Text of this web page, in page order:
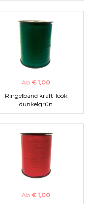
Ab € 1,00
Ringelband kraft-look
dunkelgrün
Ab € 1,00